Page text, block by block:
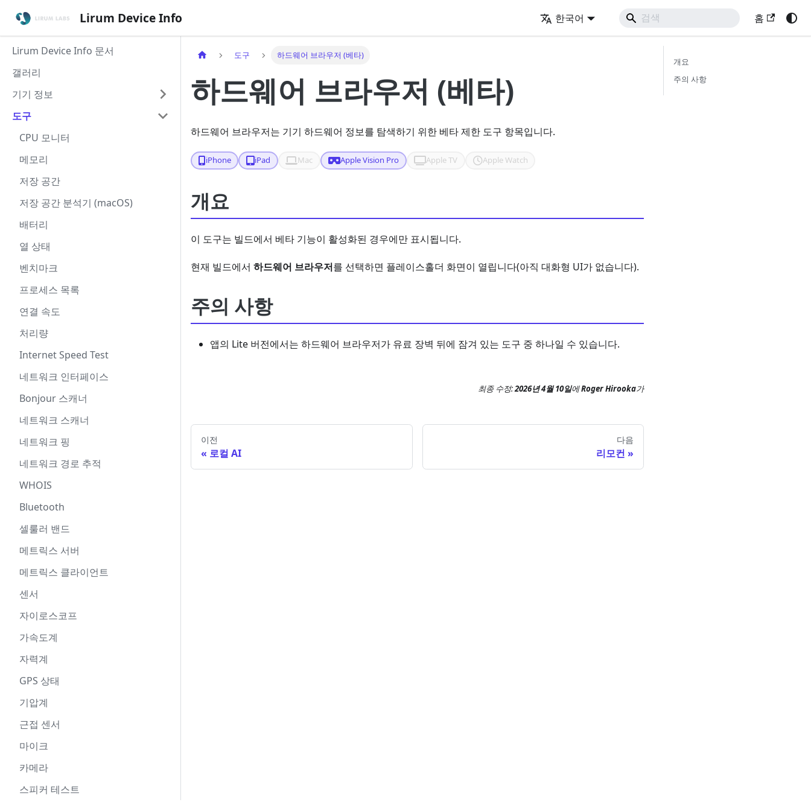
Lirum Device Info 한국어 홈
Lirum Device Info 문서
갤러리
기기 정보
도구
CPU 모니터
메모리
저장 공간
저장 공간 분석기 (macOS)
배터리
열 상태
벤치마크
프로세스 목록
연결 속도
처리량
Internet Speed Test
네트워크 인터페이스
Bonjour 스캐너
네트워크 스캐너
네트워크 핑
네트워크 경로 추적
WHOIS
Bluetooth
셀룰러 밴드
메트릭스 서버
메트릭스 클라이언트
센서
자이로스코프
가속도계
자력계
GPS 상태
기압계
근접 센서
마이크
카메라
스피커 테스트
도구 하드웨어 브라우저 (베타)
하드웨어 브라우저 (베타)
하드웨어 브라우저는 기기 하드웨어 정보를 탐색하기 위한 베타 제한 도구 항목입니다.
iPhone iPad Mac Apple Vision Pro Apple TV Apple Watch
개요
이 도구는 빌드에서 베타 기능이 활성화된 경우에만 표시됩니다.
현재 빌드에서 하드웨어 브라우저를 선택하면 플레이스홀더 화면이 열립니다(아직 대화형 UI가 없습니다).
주의 사항
앱의 Lite 버전에서는 하드웨어 브라우저가 유료 장벽 뒤에 잠겨 있는 도구 중 하나일 수 있습니다.
최종 수정:2026년 4월 10일에Roger Hirooka가
이전
로컬 AI
다음
리모컨
개요
주의 사항